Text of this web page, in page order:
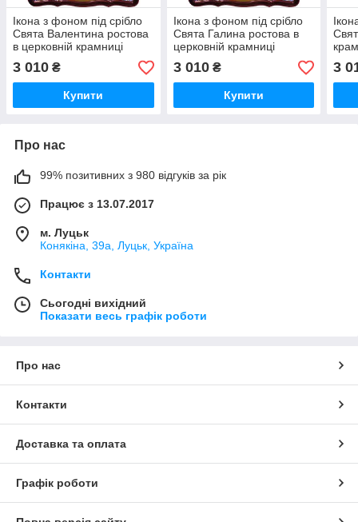
Ікона з фоном під срібло
Свята Валентина ростова
в церковній крамниці
3 010 ₴
Купити
Ікона з фоном під срібло
Свята Галина ростова в
церковній крамниці
3 010₴
Купити
3
Про нас
99% позитивних з 980 відгуків за рік
Працює з 13.07.2017
м. Луцьк
Конякіна, 39а, Луцьк, Україна
Контакти
Сьогодні вихідний
Показати весь графік роботи
Про нас
Контакти
Доставка та оплата
Графік роботи